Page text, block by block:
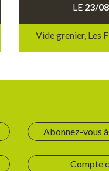
LE 23/08
Vide grenier, Les
Abonnez-vous
Compte